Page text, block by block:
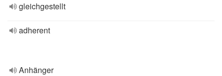
gleichgestellt
adherent
Anhänger